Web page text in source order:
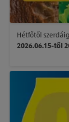
Hétfőtől
2026.06.15-től